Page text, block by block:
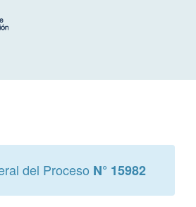
del Proceso N° 15982